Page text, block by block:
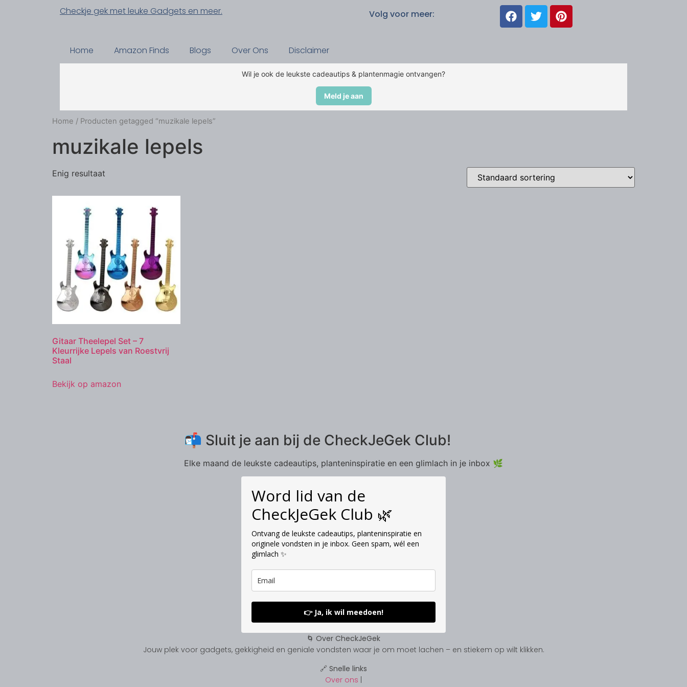
Checkje gek met leuke Gadgets en meer. Volg voor meer:
Home Amazon Finds Blogs Over Ons Disclaimer
Wil je ook de leukste cadeautips & plantenmagie ontvangen?
Meld je aan
Home / Producten getagged “muzikale lepels”
muzikale lepels
Enig resultaat
Gitaar Theelepel Set – 7
Kleurrijke Lepels van Roestvrij
Staal
Bekijk op amazon
📬 Sluit je aan bij de CheckJeGek Club!
Elke maand de leukste cadeautips, planteninspiratie en een glimlach in je inbox 🌿
Word lid van de
CheckJeGek Club 🌿
Ontvang de leukste cadeautips, planteninspiratie en
originele vondsten in je inbox. Geen spam, wél een
glimlach ✨
👉 Ja, ik wil meedoen!
🌀 Over CheckJeGek
Jouw plek voor gadgets, gekkigheid en geniale vondsten waar je om moet lachen – en stiekem op wilt klikken.
🔗 Snelle links
Over ons |